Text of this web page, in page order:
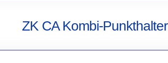
ZK CA Kombi-Punkthalter